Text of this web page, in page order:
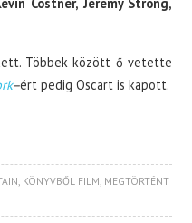
Többek között ő vetette
–ért pedig Oscart is kapott.
, KÖNYVBŐL FILM, MEGTÖRTÉNT